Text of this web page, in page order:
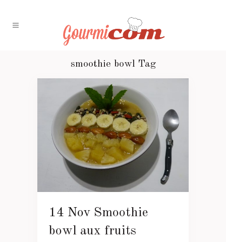
smoothie bowl Tag
14 Nov Smoothie
bowl aux fruits